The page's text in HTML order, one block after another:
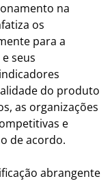
na
os
para a
seus
do produto
as organizações
e
de acordo.
abrangente